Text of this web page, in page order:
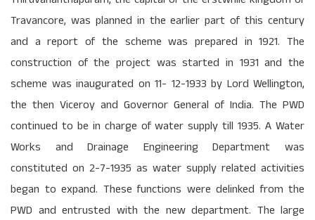
Travancore, was planned in the earlier part of this century
and a report of the scheme was prepared in 1921. The
construction of the project was started in 1931 and the
scheme was inaugurated on 11- 12-1933 by Lord Wellington,
the then Viceroy and Governor General of India. The PWD
continued to be in charge of water supply till 1935. A Water
Works and Drainage Engineering Department was
constituted on 2-7-1935 as water supply related activities
began to expand. These functions were delinked from the
PWD and entrusted with the new department. The large